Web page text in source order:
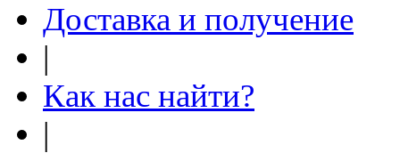
Доставка и получение
|
Как нас найти?
|